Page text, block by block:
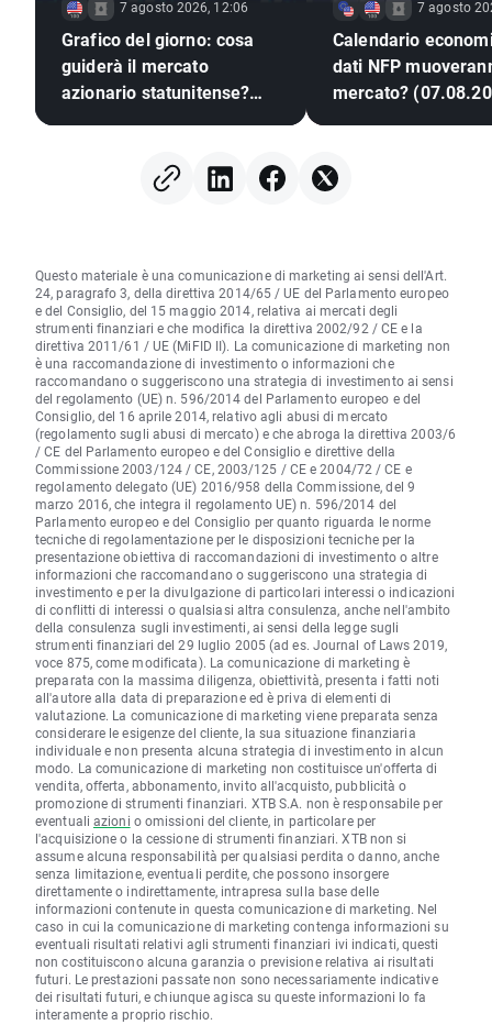
7 agosto 2026, 12:06
Grafico del giorno: cosa
guiderà il mercato
azionario statunitense?
7 agosto
Calendario
dati NFP
mercato?
Questo materiale è una comunicazione di marketing ai sensi dell'Art.
24, paragrafo 3, della direttiva 2014/65 / UE del Parlamento europeo
e del Consiglio, del 15 maggio 2014, relativa ai mercati degli
strumenti finanziari e che modifica la direttiva 2002/92 / CE e la
direttiva 2011/61 / UE (MiFID II). La comunicazione di marketing non
è una raccomandazione di investimento o informazioni che
raccomandano o suggeriscono una strategia di investimento ai sensi
del regolamento (UE) n. 596/2014 del Parlamento europeo e del
Consiglio, del 16 aprile 2014, relativo agli abusi di mercato
(regolamento sugli abusi di mercato) e che abroga la direttiva 2003/6
/ CE del Parlamento europeo e del Consiglio e direttive della
Commissione 2003/124 / CE, 2003/125 / CE e 2004/72 / CE e
regolamento delegato (UE) 2016/958 della Commissione, del 9
marzo 2016, che integra il regolamento UE) n. 596/2014 del
Parlamento europeo e del Consiglio per quanto riguarda le norme
tecniche di regolamentazione per le disposizioni tecniche per la
presentazione obiettiva di raccomandazioni di investimento o altre
informazioni che raccomandano o suggeriscono una strategia di
investimento e per la divulgazione di particolari interessi o indicazioni
di conflitti di interessi o qualsiasi altra consulenza, anche nell'ambito
della consulenza sugli investimenti, ai sensi della legge sugli
strumenti finanziari del 29 luglio 2005 (ad es. Journal of Laws 2019,
voce 875, come modificata). La comunicazione di marketing è
preparata con la massima diligenza, obiettività, presenta i fatti noti
all'autore alla data di preparazione ed è priva di elementi di
valutazione. La comunicazione di marketing viene preparata senza
considerare le esigenze del cliente, la sua situazione finanziaria
individuale e non presenta alcuna strategia di investimento in alcun
modo. La comunicazione di marketing non costituisce un'offerta di
vendita, offerta, abbonamento, invito all'acquisto, pubblicità o
promozione di strumenti finanziari. XTB S.A. non è responsabile per
eventuali azioni o omissioni del cliente, in particolare per
l'acquisizione o la cessione di strumenti finanziari. XTB non si
assume alcuna responsabilità per qualsiasi perdita o danno, anche
senza limitazione, eventuali perdite, che possono insorgere
direttamente o indirettamente, intrapresa sulla base delle
informazioni contenute in questa comunicazione di marketing. Nel
caso in cui la comunicazione di marketing contenga informazioni su
eventuali risultati relativi agli strumenti finanziari ivi indicati, questi
non costituiscono alcuna garanzia o previsione relativa ai risultati
futuri. Le prestazioni passate non sono necessariamente indicative
dei risultati futuri, e chiunque agisca su queste informazioni lo fa
interamente a proprio rischio.